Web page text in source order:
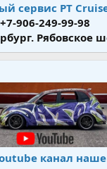
сервис PT
+7-906-249-99-98
Рябовское
канал